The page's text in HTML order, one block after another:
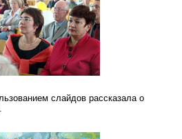
слайдов рассказала о